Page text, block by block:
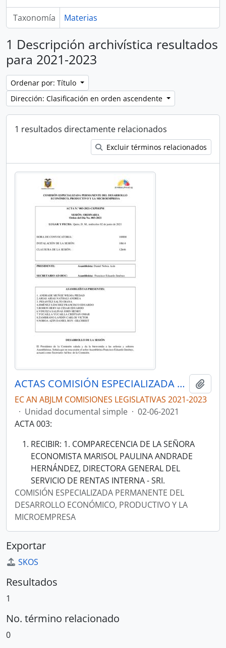
Taxonomía Materias
1 Descripción archivística resultados
para 2021-2023
Ordenar por: Título
Dirección: Clasificación en orden ascendente
1 resultados directamente relacionados
Excluir términos relacionados
ACTAS COMISIÓN ESPECIALIZADA PERMANENTE DEL DESARROLLO ECONÓMICO, PRODUCTIVO Y LA MICROEMPRESA
EC AN ABJLM COMISIONES LEGISLATIVAS 2021-2023
· Unidad documental simple · 02-06-2021
ACTA 003:
RECIBIR: 1. COMPARECENCIA DE LA SEÑORA
ECONOMISTA MARISOL PAULINA ANDRADE
HERNÁNDEZ, DIRECTORA GENERAL DEL
SERVICIO DE RENTAS INTERNA - SRI.
COMISIÓN ESPECIALIZADA PERMANENTE DEL
DESARROLLO ECONÓMICO, PRODUCTIVO Y LA
MICROEMPRESA
Exportar
SKOS
Resultados
1
No. término relacionado
0